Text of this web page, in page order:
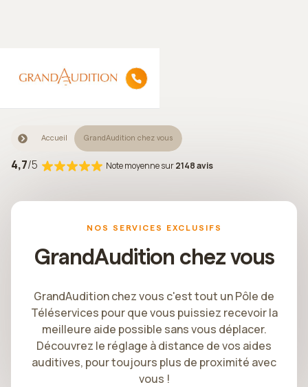
Accueil GrandAudition chez vous
4,7/5 Note moyenne sur2148 avis
NOS SERVICES EXCLUSIFS
GrandAudition chez vous
GrandAudition chez vous c'est tout un Pôle de
Téléservices pour que vous puissiez recevoir la
meilleure aide possible sans vous déplacer.
Découvrez le réglage à distance de vos aides
auditives, pour toujours plus de proximité avec
vous !